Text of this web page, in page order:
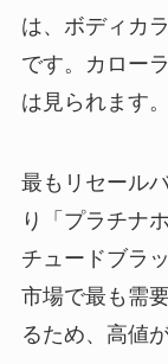
は、ボディカ
です。カロー
は見られます。
最もリセール
り「プラチナ
チュードブラ
市場で最も需
るため、高値